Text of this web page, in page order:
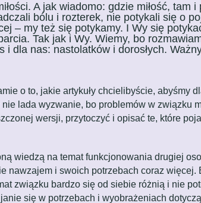
A jak wiadomo: gdzie miłość,
bólu i rozterek, nie potykali się o
– my też się potykamy. I Wy się
Tak jak i Wy. Wiemy, bo
dla nas: nastolatków i dorosłych.
o to, jakie artykuły chcielibyście, abyśmy
lada wyzwanie, bo problemów w związku
wersji, przytoczyć i opisać te, które
wiedzą na temat funkcjonowania drugiej
nawzajem i swoich potrzebach coraz
związku bardzo się od siebie różnią i nie
się w potrzebach i wyobrażeniach